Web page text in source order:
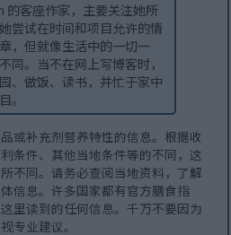
客座作家，主要关注她所
尝试在时间和项目允许的情
，但就像生活中的一切一
同。当不在网上写博客时，
、做饭、读书，并忙于家中
。
或补充剂营养特性的信息。根据收
条件、其他当地条件等的不同，这
不同。请务必查阅当地资料，了解
信息。许多国家都有官方膳食指
里读到的任何信息。千万不要因为
专业建议。